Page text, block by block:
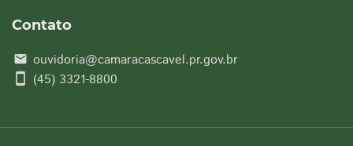
Contato
email ouvidoria@camaracascavel.pr.gov.br
smartphone (45) 3321-8800